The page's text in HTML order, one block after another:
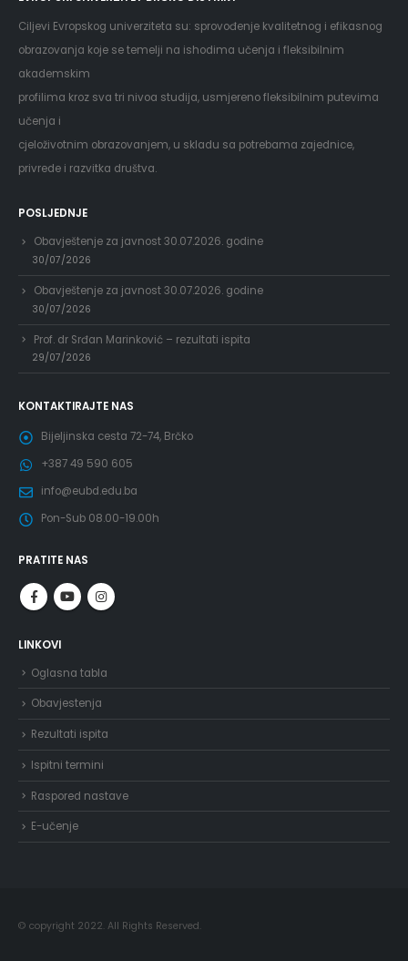
Ciljevi Evropskog univerziteta su: sprovođenje kvalitetnog i efikasnog
obrazovanja koje se temelji na ishodima učenja i fleksibilnim
akademskim
profilima kroz sva tri nivoa studija, usmjereno fleksibilnim putevima
učenja i
cjeloživotnim obrazovanjem, u skladu sa potrebama zajednice,
privrede i razvitka društva.
POSLJEDNJE
Obavještenje za javnost 30.07.2026. godine
30/07/2026
Obavještenje za javnost 30.07.2026. godine
30/07/2026
Prof. dr Srđan Marinković – rezultati ispita
29/07/2026
KONTAKTIRAJTE NAS
Bijeljinska cesta 72-74, Brčko
+387 49 590 605
info@eubd.edu.ba
Pon-Sub 08.00-19.00h
PRATITE NAS
LINKOVI
Oglasna tabla
Obavjestenja
Rezultati ispita
Ispitni termini
Raspored nastave
E-učenje
© copyright 2022. All Rights Reserved.